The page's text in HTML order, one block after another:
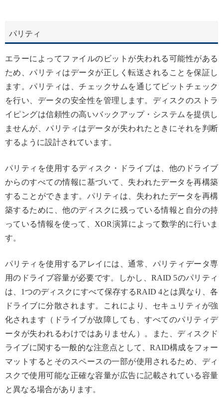
パリティ
エラーによってファイルのビットが失われる可能性がある
ため、パリティはデータが正しく転送されることを保証し
ます。パリティは、チェックサムを通じてビットチェック
を行い、データの安全性を管理します。ディスクのストラ
イピングは信頼性の高いバックアップ・システムを提供し
ませんが、パリティはデータが失われたときにそれを判断
するように設計されています。
パリティを使用するディスク・ドライブは、他のドライブ
からのすべての情報に基づいて、失われたデータを再構築
することができます。パリティは、失われたデータを再構
築するために、他のディスクに残っている情報と自分の持
っている情報を使って、XOR演算によって数学的に行いま
す。
パリティを使用するアレイには、通常、パリティデータ専
用のドライブ容量が必要です。しかし、RAID 5のパリティ
は、1つのディスクにすべて保存するRAID 4とは異なり、各
ドライブに分散されます。これにより、セキュリティが強
化されます（ドライブが故障しても、すべてのパリティデ
ータが失われるわけではありません）。また、ディスクド
ライブに関する一般的な注意点として、RAID構成をフォー
マットするとそのスペースの一部が使用されるため、ディ
スクで使用可能な正確な容量が広告に記載されている容量
と異なる場合があります。